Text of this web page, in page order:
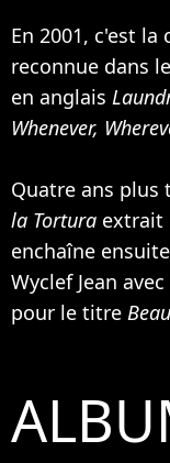
En 2001, c'est
reconnue dans
en anglais
Whenever,
Quatre ans plus
la Tortura extrait
enchaîne
Wyclef Jean avec
pour le titre